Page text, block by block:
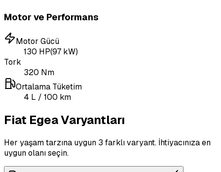
Motor ve Performans
Motor Gücü
130 HP(97 kW)
Tork
320 Nm
Ortalama Tüketim
4 L / 100 km
Fiat Egea Varyantları
Her yaşam tarzına uygun 3 farklı varyant. İhtiyacınıza en
uygun olanı seçin.